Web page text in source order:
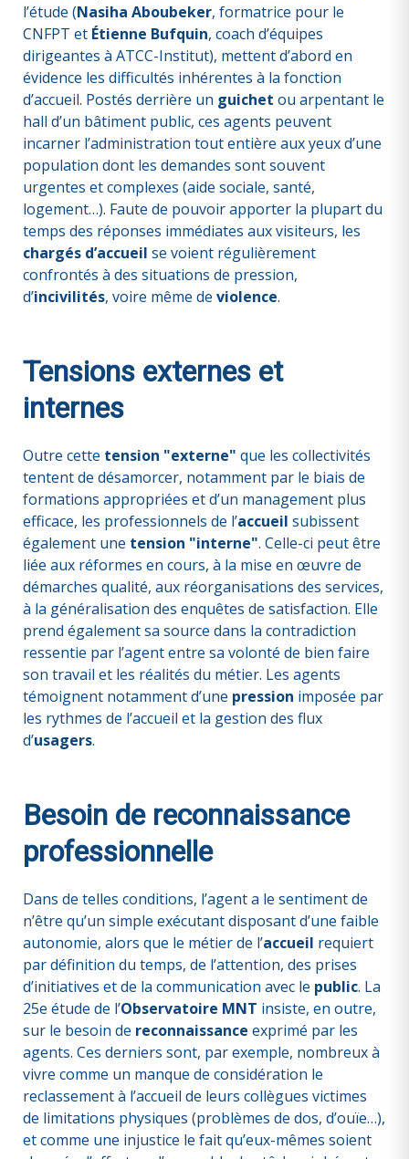
l’étude (Nasiha Aboubeker, formatrice pour le
CNFPT et Étienne Bufquin, coach d’équipes
dirigeantes à ATCC-Institut), mettent d’abord en
évidence les difficultés inhérentes à la fonction
d’accueil. Postés derrière un guichet ou arpentant le
hall d’un bâtiment public, ces agents peuvent
incarner l’administration tout entière aux yeux d’une
population dont les demandes sont souvent
urgentes et complexes (aide sociale, santé,
logement…). Faute de pouvoir apporter la plupart du
temps des réponses immédiates aux visiteurs, les
chargés d’accueil se voient régulièrement
confrontés à des situations de pression,
d’incivilités, voire même de violence.
Tensions externes et
internes
Outre cette tension "externe" que les collectivités
tentent de désamorcer, notamment par le biais de
formations appropriées et d’un management plus
efficace, les professionnels de l’accueil subissent
également une tension "interne". Celle-ci peut être
liée aux réformes en cours, à la mise en œuvre de
démarches qualité, aux réorganisations des services,
à la généralisation des enquêtes de satisfaction. Elle
prend également sa source dans la contradiction
ressentie par l’agent entre sa volonté de bien faire
son travail et les réalités du métier. Les agents
témoignent notamment d’une pression imposée par
les rythmes de l’accueil et la gestion des flux
d’usagers.
Besoin de reconnaissance
professionnelle
Dans de telles conditions, l’agent a le sentiment de
n’être qu’un simple exécutant disposant d’une faible
autonomie, alors que le métier de l’accueil requiert
par définition du temps, de l’attention, des prises
d’initiatives et de la communication avec le public. La
25e étude de l’Observatoire MNT insiste, en outre,
sur le besoin de reconnaissance exprimé par les
agents. Ces derniers sont, par exemple, nombreux à
vivre comme un manque de considération le
reclassement à l’accueil de leurs collègues victimes
de limitations physiques (problèmes de dos, d’ouïe…),
et comme une injustice le fait qu’eux-mêmes soient